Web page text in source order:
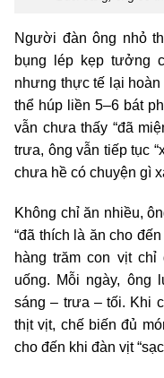
Người đàn ông nhỏ
bụng lép kẹp tưởng
nhưng thực tế lại
thể húp liền 5–6 bát
vẫn chưa thấy “đã
trưa, ông vẫn tiếp tục
chưa hề có chuyện gì
Không chỉ ăn nhiều,
“đã thích là ăn cho
hàng trăm con vịt
uống. Mỗi ngày, ông
sáng – trưa – tối. Khi
thịt vịt, chế biến đủ
cho đến khi đàn vịt